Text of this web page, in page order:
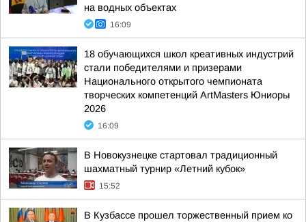
на водных объектах
16:09
18 обучающихся школ креативных индустрий
стали победителями и призерами
Национального открытого чемпионата
творческих компетенций ArtMasters Юниоры
2026
16:09
В Новокузнецке стартовал традиционный
шахматный турнир «Летний кубок»
15:52
В Кузбассе прошел торжественный прием ко